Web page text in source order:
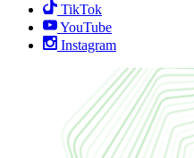
TikTok
YouTube
Instagram